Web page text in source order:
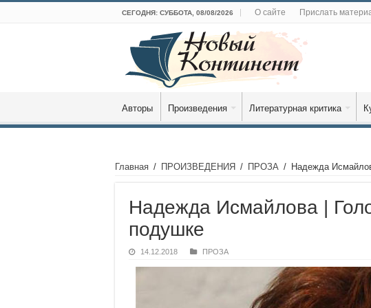
СЕГОДНЯ: СУББОТА, 08/08/2026 О сайте Прислать
Авторы Произведения Литературная критика
Главная / ПРОИЗВЕДЕНИЯ / ПРОЗА / Надежда
Надежда Исмайлова |
подушке
14.12.2018 ПРОЗА